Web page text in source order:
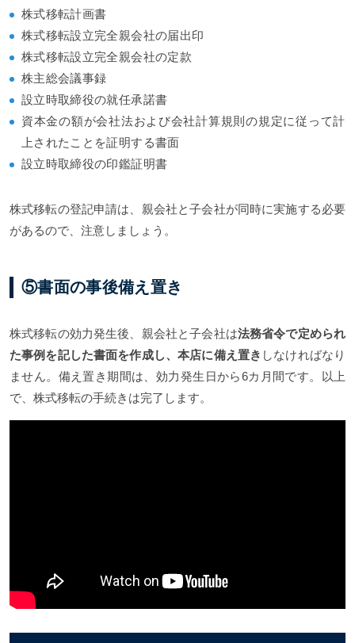
株式移転計画書
株式移転設立完全親会社の届出印
株式移転設立完全親会社の定款
株主総会議事録
設立時取締役の就任承諾書
資本金の額が会社法および会社計算規則の規定に従って計
上されたことを証明する書面
設立時取締役の印鑑証明書
株式移転の登記申請は、親会社と子会社が同時に実施する必要
があるので、注意しましょう。
⑤書面の事後備え置き
株式移転の効力発生後、親会社と子会社は法務省令で定められ
た事例を記した書面を作成し、本店に備え置き しなければなり
ません。備え置き期間は、効力発生日から6カ月間です。以上
で、株式移転の手続きは完了します。